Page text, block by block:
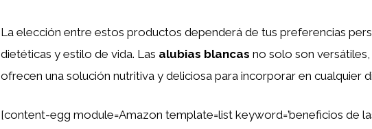
La elección entre estos productos dependerá de tus preferencias
dietéticas y estilo de vida. Las alubias blancas no solo son
ofrecen una solución nutritiva y deliciosa para incorporar en cualquier
[content-egg module=Amazon template=list keyword=’beneficios de